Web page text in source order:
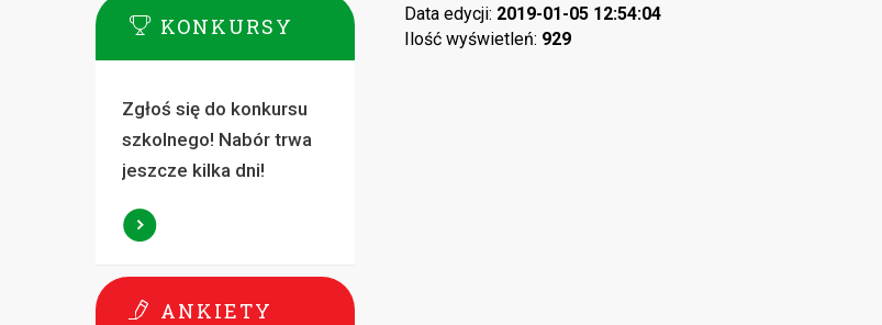
Data edycji: 2019-01-05 12:54:04
Ilość wyświetleń: 929
KONKURSY
Zgłoś się do konkursu
szkolnego! Nabór trwa
jeszcze kilka dni!
ANKIETY